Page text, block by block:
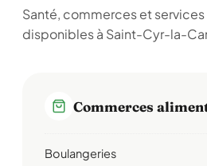
Santé, commerces et
disponibles à Saint-Cyr-la-
Commerces
Boulangeries